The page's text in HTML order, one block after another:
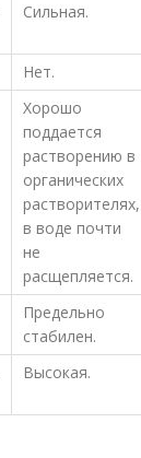
Сильная.
Нет.
Хорошо
поддается
растворению в
органических
растворителях,
в воде почти
не
расщепляется.
Предельно
стабилен.
Высокая.